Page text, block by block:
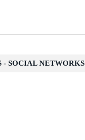
- SOCIAL NETWORKS